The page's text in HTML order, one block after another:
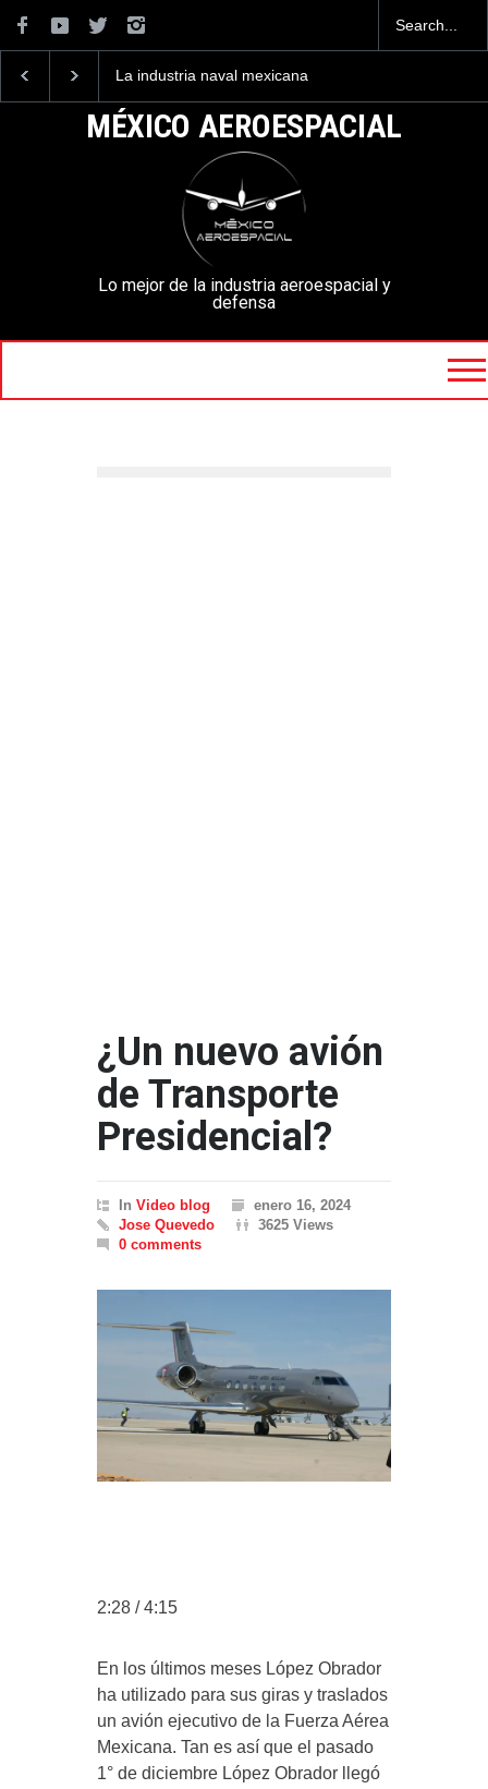
La industria naval mexicana
la Armada de México
mexicanos cuesta 2.9
millones de dólares
MÉXICO AEROESPACIAL
Lo mejor de la industria aeroespacial y
defensa
¿Un nuevo avión
de Transporte
Presidencial?
In Video blog
enero 16, 2024
Jose Quevedo
3625 Views
0 comments
2:28 / 4:15
En los últimos meses López Obrador
ha utilizado para sus giras y traslados
un avión ejecutivo de la Fuerza Aérea
Mexicana. Tan es así que el pasado
1° de diciembre López Obrador llegó